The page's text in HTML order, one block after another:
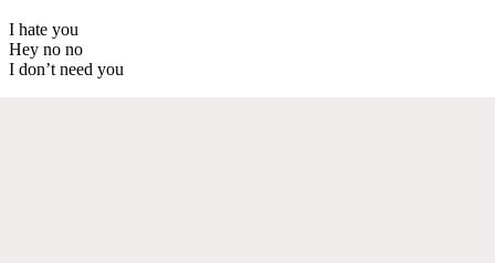
I hate you
Hey no no
I don’t need you